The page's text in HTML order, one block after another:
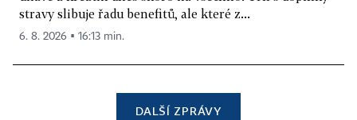
stravy slibuje řadu benefitů, ale které z...
6. 8. 2026 ▪ 16:13 min.
DALŠÍ ZPRÁVY